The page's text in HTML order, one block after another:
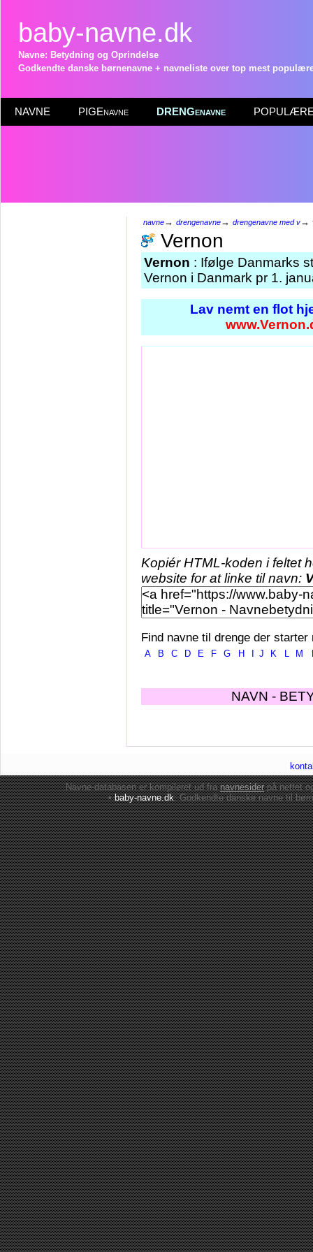
baby-navne.dk
Navne: Betydning og Oprindelse
Godkendte danske børnenavne + navneliste over top mest
NAVNE PIGEnavne DRENGenavne POPULÆRE
navne→ drengenavne→ drengenavne med v→
Vernon
Vernon : Ifølge Danmarks
Vernon i Danmark pr 1.
Lav nemt en flot
Kopiér HTML-koden i feltet
website for at linke til navn:
Find navne til drenge der starter
A B C D E F G H J K L M
NAVN -
Navne-databasen er kompileret ud franavnesiderpå nettet
•baby-navne.dk: Godkendte danskenavne til børn